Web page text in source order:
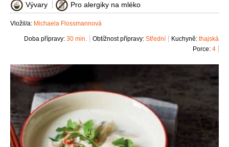
Vývary Pro alergiky na mléko
Vložil/a: Michaela Flossmannová
Kuchyně: thajská
Obtížnost přípravy: Střední
Doba přípravy: 30 min.
Porce: 4